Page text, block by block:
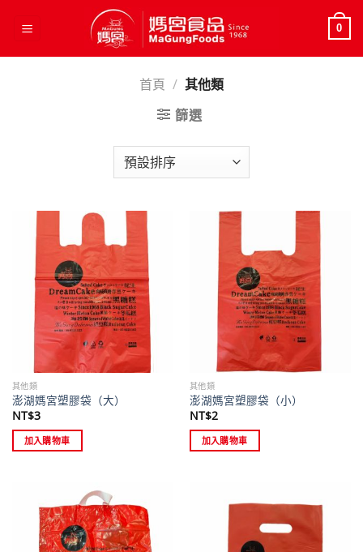
0
首頁 / 其他類
篩選
其他類
澎湖媽宮塑膠袋（大）
NT$3
加入購物車
其他類
澎湖媽宮塑膠袋（小）
NT$2
加入購物車